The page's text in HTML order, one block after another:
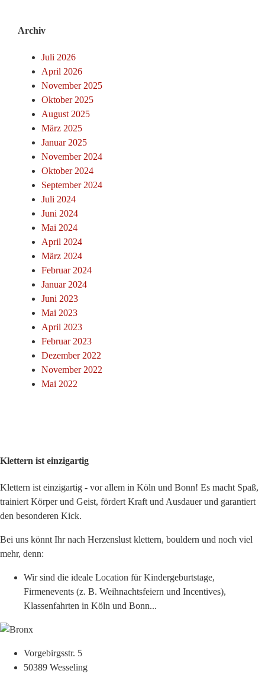
Archiv
Juli 2026
April 2026
November 2025
Oktober 2025
August 2025
März 2025
Januar 2025
November 2024
Oktober 2024
September 2024
Juli 2024
Juni 2024
Mai 2024
April 2024
März 2024
Februar 2024
Januar 2024
Juni 2023
Mai 2023
April 2023
Februar 2023
Dezember 2022
November 2022
Mai 2022
Klettern ist einzigartig
Klettern ist einzigartig - vor allem in Köln und Bonn! Es macht Spaß,
trainiert Körper und Geist, fördert Kraft und Ausdauer und garantiert
den besonderen Kick.
Bei uns könnt Ihr nach Herzenslust klettern, bouldern und noch viel
mehr, denn:
Wir sind die ideale Location für Kindergeburtstage,
Firmenevents (z. B. Weihnachtsfeiern und Incentives),
Klassenfahrten in Köln und Bonn...
Vorgebirgsstr. 5
50389 Wesseling